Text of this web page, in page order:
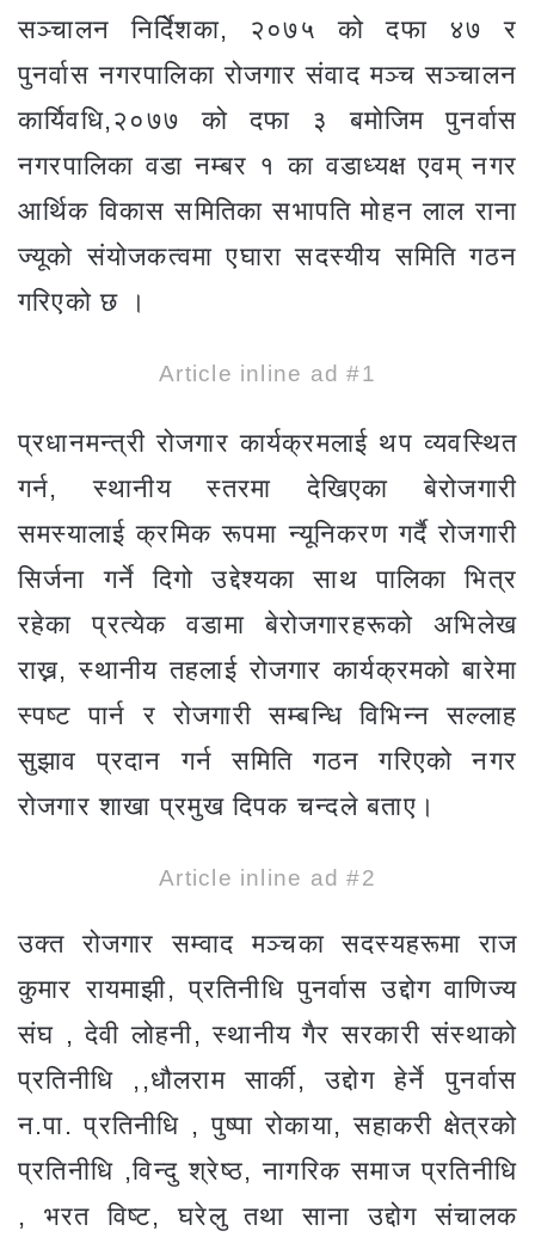
सञ्चालन निर्देिशका, २०७५ को दफा ४७ र
पुनर्वास नगरपालिका रोजगार संवाद मञ्च सञ्चालन
कार्यिवधि,२०७७ को दफा ३ बमोजिम पुनर्वास
नगरपालिका वडा नम्बर १ का वडाध्यक्ष एवम् नगर
आर्थिक विकास समितिका सभापति मोहन लाल राना
ज्यूको संयोजकत्वमा एघारा सदस्यीय समिति गठन
गरिएको छ ।
Article inline ad #1
प्रधानमन्त्री रोजगार कार्यक्रमलाई थप व्यवस्थित
गर्न, स्थानीय स्तरमा देखिएका बेरोजगारी
समस्यालाई क्रमिक रूपमा न्यूनिकरण गर्दै रोजगारी
सिर्जना गर्ने दिगो उद्देश्यका साथ पालिका भित्र
रहेका प्रत्येक वडामा बेरोजगारहरूको अभिलेख
राख्न, स्थानीय तहलाई रोजगार कार्यक्रमको बारेमा
स्पष्ट पार्न र रोजगारी सम्बन्धि विभिन्न सल्लाह
सुझाव प्रदान गर्न समिति गठन गरिएको नगर
रोजगार शाखा प्रमुख दिपक चन्दले बताए।
Article inline ad #2
उक्त रोजगार सम्वाद मञ्चका सदस्यहरूमा राज
कुमार रायमाझी, प्रतिनीधि पुनर्वास उद्दोग वाणिज्य
संघ , देवी लोहनी, स्थानीय गैर सरकारी संस्थाको
प्रतिनीधि ,,धौलराम सार्की, उद्दोग हेर्ने पुनर्वास
न.पा. प्रतिनीधि , पुष्पा रोकाया, सहाकरी क्षेत्रको
प्रतिनीधि ,विन्दु श्रेष्ठ, नागरिक समाज प्रतिनीधि
, भरत विष्ट, घरेलु तथा साना उद्दोग संचालक